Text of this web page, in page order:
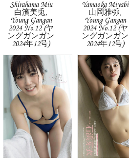
Shirahama Miu
白濱美兎,
Young Gangan
2024 No.12 (ヤ
ングガンガン
2024年12号)
Yamaoka Miyabi
山岡雅弥,
Young Gangan
2024 No.12 (ヤ
ングガンガン
2024年12号)